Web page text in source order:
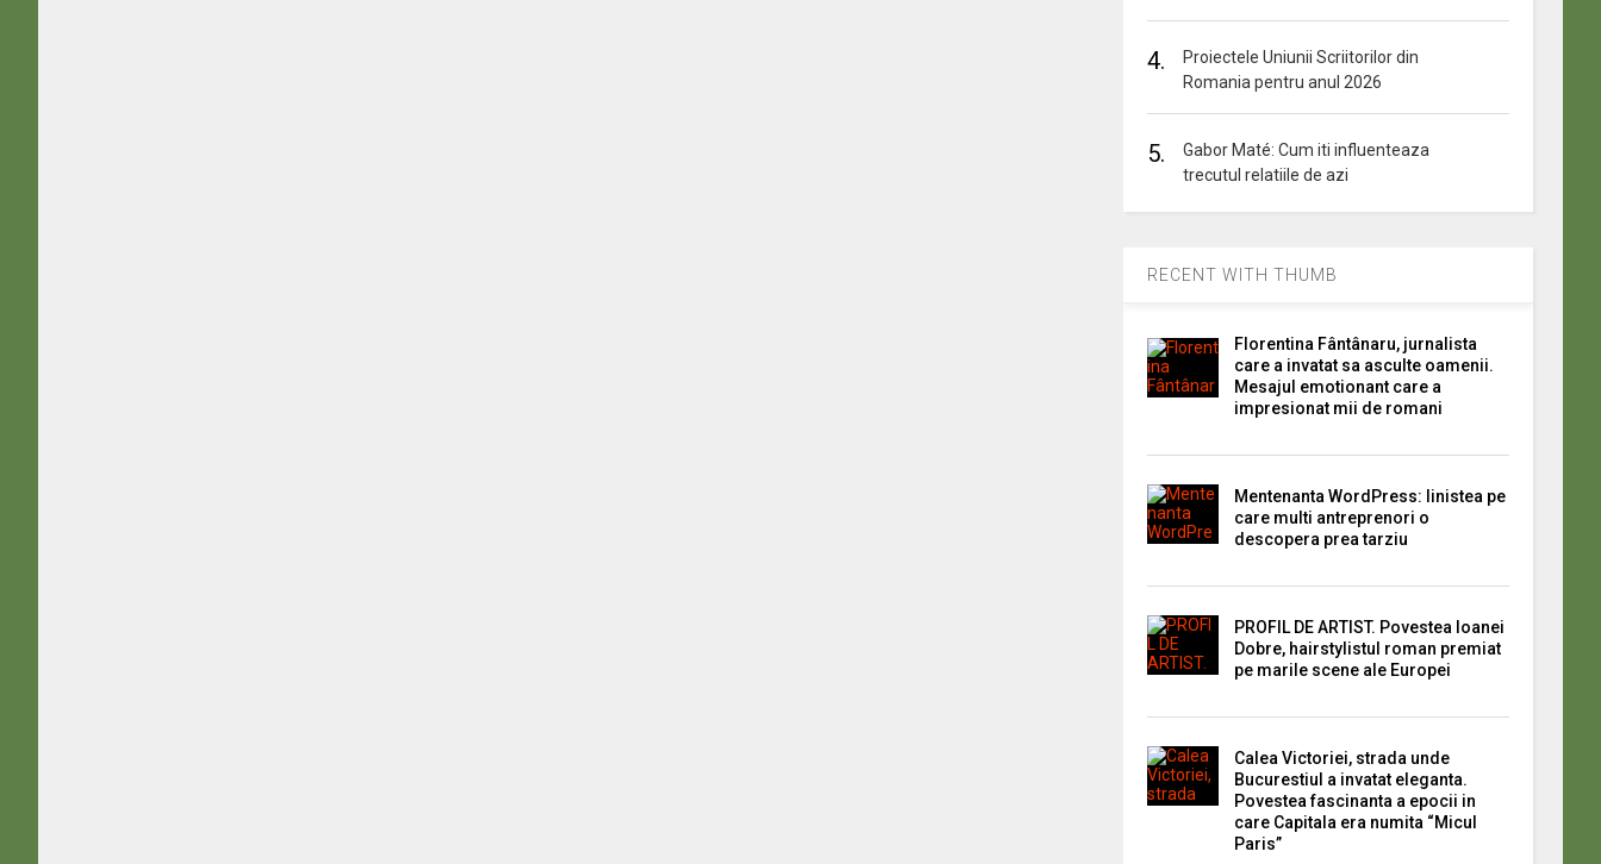
4.
Proiectele Uniunii Scriitorilor din
Romania pentru anul 2026
5.
Gabor Maté: Cum iti influenteaza
trecutul relatiile de azi
RECENT WITH THUMB
Florentina Fântânaru, jurnalista
care a invatat sa asculte oamenii.
Mesajul emotionant care a
impresionat mii de romani
Mentenanta WordPress: linistea pe
care multi antreprenori o
descopera prea tarziu
PROFIL DE ARTIST. Povestea Ioanei
Dobre, hairstylistul roman premiat
pe marile scene ale Europei
Calea Victoriei, strada unde
Bucurestiul a invatat eleganta.
Povestea fascinanta a epocii in
care Capitala era numita “Micul
Paris”